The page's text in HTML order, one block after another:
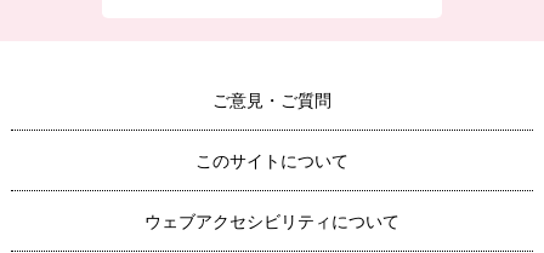
ご意見・ご質問
このサイトについて
ウェブアクセシビリティについて